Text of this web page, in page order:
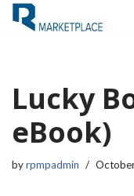
Lucky
eBook)
byrpmpadmin